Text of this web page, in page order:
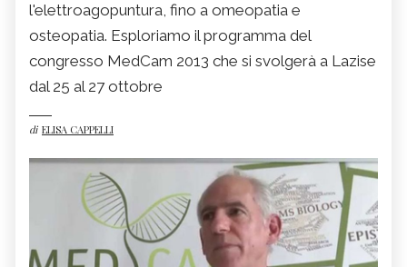
l'elettroagopuntura, fino a omeopatia e
osteopatia. Esploriamo il programma del
congresso MedCam 2013 che si svolgerà a Lazise
dal 25 al 27 ottobre
di ELISA CAPPELLI